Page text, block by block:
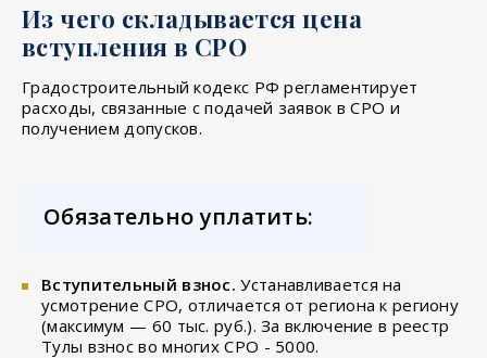
Из чего складывается цена
вступления в СРО
Градостроительный кодекс РФ регламентирует
расходы, связанные с подачей заявок в СРО и
получением допусков.
Обязательно уплатить:
Вступительный взнос. Устанавливается на
усмотрение СРО, отличается от региона к региону
(максимум — 60 тыс. руб.). За включение в реестр
Тулы взнос во многих СРО - 5000.